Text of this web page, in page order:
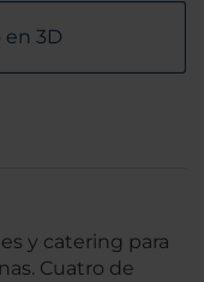
3D
y catering para
Cuatro de